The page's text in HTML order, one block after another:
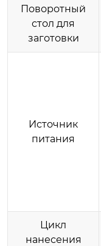
Поворотный
стол для
заготовки
Источник
питания
Цикл
нанесения